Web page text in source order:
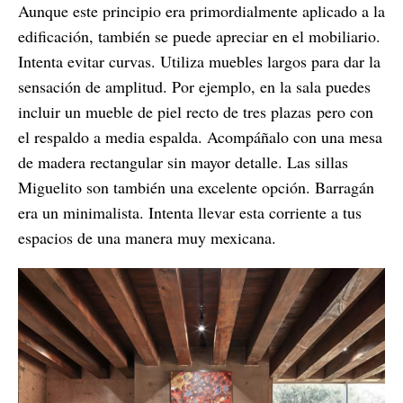
Aunque este principio era primordialmente aplicado a la
edificación, también se puede apreciar en el mobiliario.
Intenta evitar curvas. Utiliza muebles largos para dar la
sensación de amplitud. Por ejemplo, en la sala puedes
incluir un mueble de piel recto de tres plazas pero con
el respaldo a media espalda. Acompáñalo con una mesa
de madera rectangular sin mayor detalle. Las sillas
Miguelito son también una excelente opción. Barragán
era un minimalista. Intenta llevar esta corriente a tus
espacios de una manera muy mexicana.